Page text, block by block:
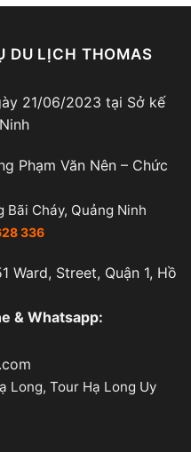
DU LỊCH THOMAS
21/06/2023 tại Sở kế
Phạm Văn Nên – Chức
Bãi Cháy, Quảng Ninh
336
Ward, Street, Quận 1, Hồ
& Whatsapp:
Long, Tour Hạ Long Uy